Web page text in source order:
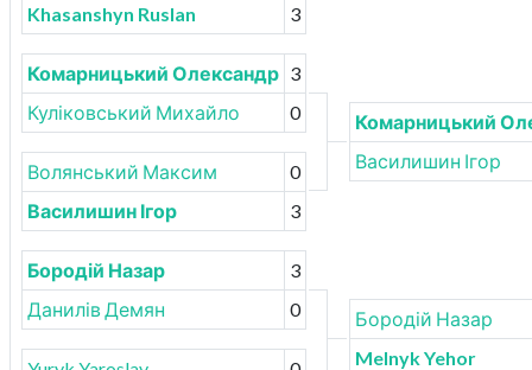
Khasanshyn Ruslan
3
Комарницький Олександр 3
Куліковський Михайло
0
Волянський Максим
0
Василишин Ігор
3
Бородій Назар
3
Данилів Демян
0
Комарницький
Василишин Ігор
Бородій Назар
Melnyk Yehor